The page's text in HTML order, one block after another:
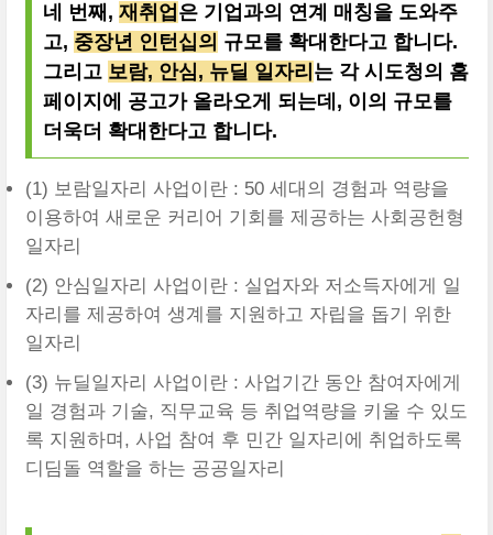
네 번째, 재취업 은 기업과의 연계 매칭을 도와주
고, 중장년 인턴십의 규모를 확대한다고 합니다.
그리고 보람, 안심, 뉴딜 일자리 는 각 시도청의 홈
페이지에 공고가 올라오게 되는데, 이의 규모를
더욱더 확대한다고 합니다.
(1) 보람일자리 사업이란 : 50 세대의 경험과 역량을
이용하여 새로운 커리어 기회를 제공하는 사회공헌형
일자리
(2) 안심일자리 사업이란 : 실업자와 저소득자에게 일
자리를 제공하여 생계를 지원하고 자립을 돕기 위한
일자리
(3) 뉴딜일자리 사업이란 : 사업기간 동안 참여자에게
일 경험과 기술, 직무교육 등 취업역량을 키울 수 있도
록 지원하며, 사업 참여 후 민간 일자리에 취업하도록
디딤돌 역할을 하는 공공일자리